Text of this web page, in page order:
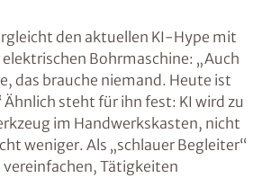
den aktuellen KI-Hype mit
Bohrmaschine: „Auch
das brauche niemand. Heute ist
steht für ihn fest: KI wird zu
im Handwerkskasten, nicht
weniger. Als „schlauer Begleiter“
vereinfachen, Tätigkeiten